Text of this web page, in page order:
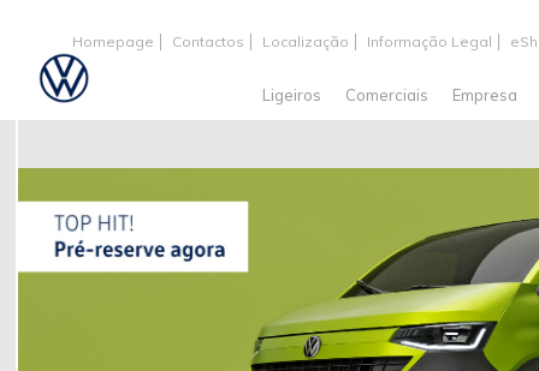
Homepage Contactos Localização Informação Legal
Ligeiros Comerciais Empresa